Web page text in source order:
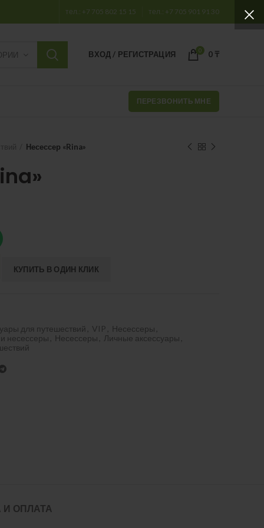
тел.: +7 705 802 15 15 тел.: +7 705 901 91 30
ВХОД / РЕГИСТРАЦИЯ 0 0 ₸
ПЕРЕЗВОНИТЬ МНЕ
Несессер «Rina»
КУПИТЬ В ОДИН КЛИК
для путешествий VIP Несессеры
несессеры Несессеры Личные аксессуары
ОПЛАТА